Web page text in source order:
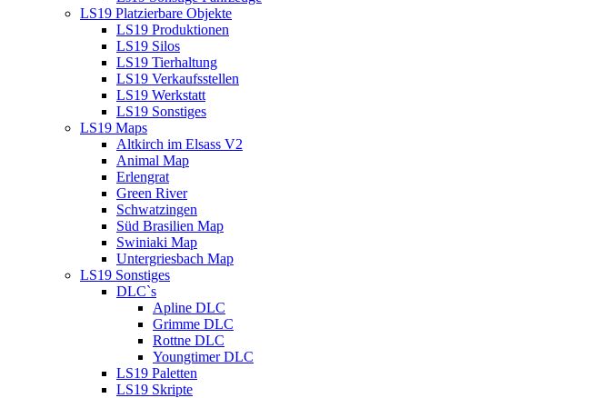
LS19 Platzierbare Objekte
LS19 Produktionen
LS19 Silos
LS19 Tierhaltung
LS19 Verkaufsstellen
LS19 Werkstatt
LS19 Sonstiges
LS19 Maps
Altkirch im Elsass V2
Animal Map
Erlengrat
Green River
Schwatzingen
Süd Brasilien Map
Swiniaki Map
Untergriesbach Map
LS19 Sonstiges
DLC`s
Apline DLC
Grimme DLC
Rottne DLC
Youngtimer DLC
LS19 Paletten
LS19 Skripte